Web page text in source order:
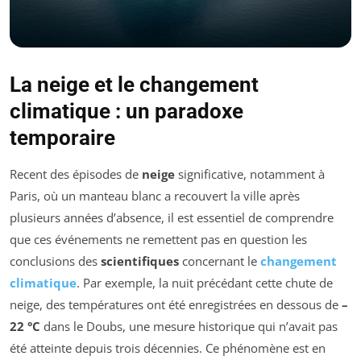
La neige et le changement
climatique : un paradoxe
temporaire
Recent des épisodes de neige significative, notamment à
Paris, où un manteau blanc a recouvert la ville après
plusieurs années d’absence, il est essentiel de comprendre
que ces événements ne remettent pas en question les
conclusions des scientifiques concernant le changement
climatique. Par exemple, la nuit précédant cette chute de
neige, des températures ont été enregistrées en dessous de –
22 °C dans le Doubs, une mesure historique qui n’avait pas
été atteinte depuis trois décennies. Ce phénomène est en